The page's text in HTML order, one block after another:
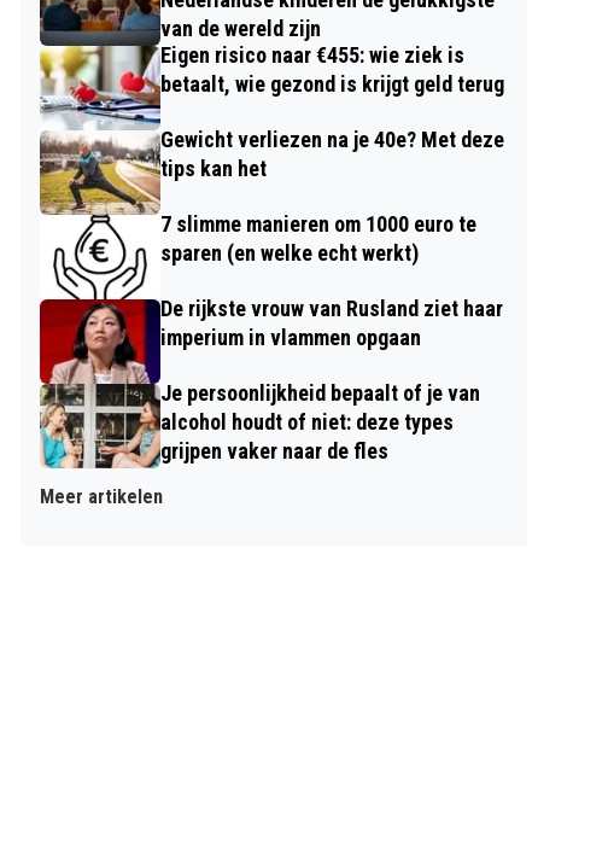
van de wereld zijn
Eigen risico naar €455: wie ziek is
betaalt, wie gezond is krijgt geld terug
Gewicht verliezen na je 40e? Met deze
tips kan het
7 slimme manieren om 1000 euro te
sparen (en welke echt werkt)
De rijkste vrouw van Rusland ziet haar
imperium in vlammen opgaan
Je persoonlijkheid bepaalt of je van
alcohol houdt of niet: deze types
grijpen vaker naar de fles
Meer artikelen